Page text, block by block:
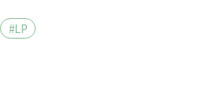
#LP